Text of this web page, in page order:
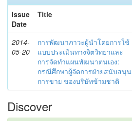
Issue
Date
Title
2014-
05-20
การพัฒนาภาวะผู้นำโดยการใช้
แบบประเมินทางจิตวิทยาและ
การจัดทำแผนพัฒนาตนเอง:
กรณีศึกษาผู้จัดการฝ่ายสนับสนุน
การขาย ของบริษัทข้ามชาติ
Discover